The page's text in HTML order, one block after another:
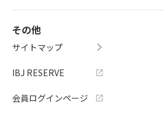
その他
サイトマップ
IBJ RESERVE
会員ログインページ